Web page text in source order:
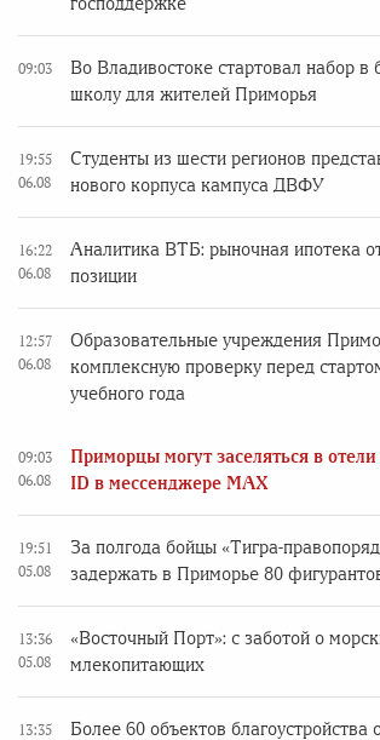
09:03
Во Владивостоке стартовал набор в
школу для жителей Приморья
19:55
06.08
Студенты из шести регионов
нового корпуса кампуса ДВФУ
16:22
06.08
Аналитика ВТБ: рыночная ипотека
позиции
12:57
06.08
Образовательные учреждения
комплексную проверку перед
учебного года
09:03
06.08
Приморцы могут заселяться в
ID в мессенджере MAX
19:51
05.08
За полгода бойцы «Тигра-
задержать в Приморье 80
13:36
05.08
«Восточный Порт»: с заботой о
млекопитающих
13:35
Более 60 объектов благоустройства